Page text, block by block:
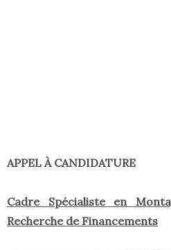
APPEL À CANDIDATURE
Cadre Spécialiste en
Recherche de Financements